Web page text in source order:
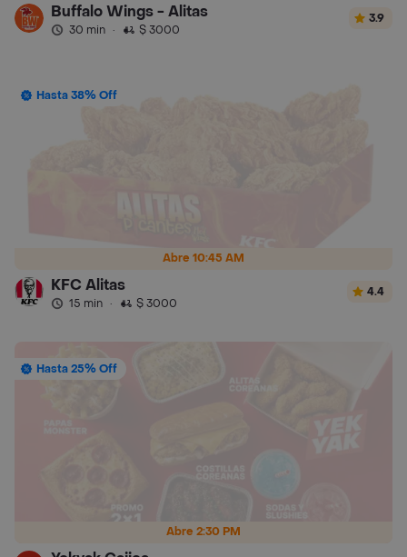
Buffalo Wings - Alitas
30 min · $ 3000
3.9
Abre 10:45 AM
Hasta 38% Off
KFC Alitas
15 min · $ 3000
4.4
Abre 2:30 PM
Hasta 25% Off